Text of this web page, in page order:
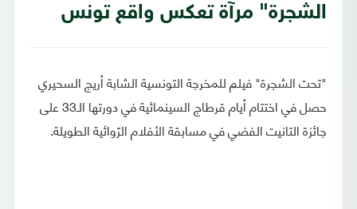
الشجرة" مرآة تعكس واقع تونس
"تحت الشجرة" فيلم للمخرجة التونسية الشابة أريج السحيري
حصل في اختتام أيام قرطاج السينمائية في دورتها الـ33 على
جائزة التانيت الفضي في مسابقة الأفلام الرّوائية الطويلة.